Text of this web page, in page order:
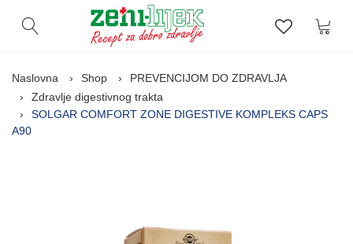
Otvori pretragu Lista
Naslovna Shop
PREVENCIJOM DO ZDRAVLJA
Zdravlje digestivnog trakta
SOLGAR COMFORT ZONE DIGESTIVE KOMPLEKS CAPS
A90